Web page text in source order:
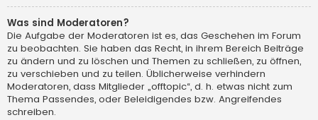
Was sind Moderatoren?
Die Aufgabe der Moderatoren ist es, das Geschehen im Forum
zu beobachten. Sie haben das Recht, in ihrem Bereich Beiträge
zu ändern und zu löschen und Themen zu schließen, zu öffnen,
zu verschieben und zu teilen. Üblicherweise verhindern
Moderatoren, dass Mitglieder „offtopic“, d. h. etwas nicht zum
Thema Passendes, oder Beleidigendes bzw. Angreifendes
schreiben.